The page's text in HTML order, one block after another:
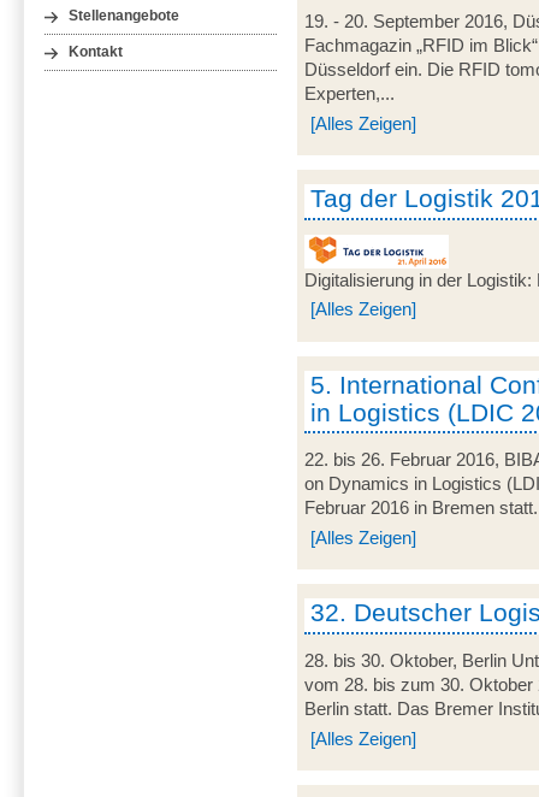
Stellenangebote
Kontakt
19. - 20. September 2016,
Fachmagazin „RFID im
Düsseldorf ein. Die RFID
Experten,...
[Alles Zeigen]
Tag der Logistik
Digitalisierung in der
[Alles Zeigen]
5. International
in Logistics (LDIC
22. bis 26. Februar 2016,
on Dynamics in Logistics
Februar 2016 in Bremen
[Alles Zeigen]
32. Deutscher
28. bis 30. Oktober, Berlin
vom 28. bis zum 30.
Berlin statt. Das Bremer
[Alles Zeigen]